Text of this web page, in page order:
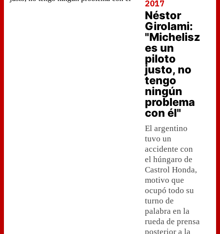
2017
Néstor
Girolami:
"Michelisz
es un
piloto
justo, no
tengo
ningún
problema
con él"
El argentino
tuvo un
accidente con
el húngaro de
Castrol Honda,
motivo que
ocupó todo su
turno de
palabra en la
rueda de prensa
posterior a la